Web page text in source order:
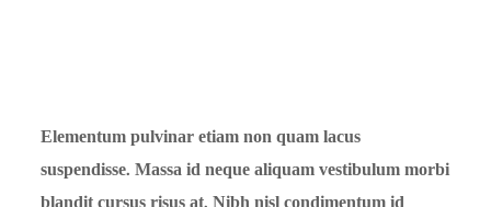
Elementum pulvinar etiam non quam lacus
suspendisse. Massa id neque aliquam vestibulum morbi